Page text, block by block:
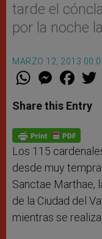
tarde el
por la noche
MARZO 12, 2013
W
t
s
p
p
M
e
s
e
g
e
r
F
a
e
b
o
k
Share this Entry
Los 115
desde muy
Sanctae Marthae,
de la Ciudad del
mientras se